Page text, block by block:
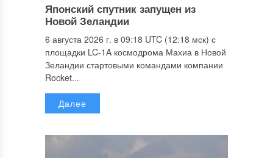
Японский спутник запущен из
Новой Зеландии
6 августа 2026 г. в 09:18 UTC (12:18 мск) с
площадки LC-1A космодрома Махиа в Новой
Зеландии стартовыми командами компании
Rocket...
Далее